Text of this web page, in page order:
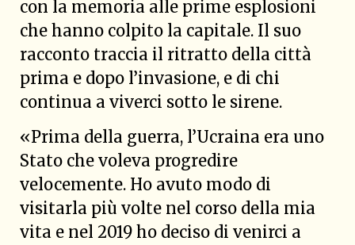
con la memoria alle prime esplosioni
che hanno colpito la capitale. Il suo
racconto traccia il ritratto della città
prima e dopo l’invasione, e di chi
continua a viverci sotto le sirene.
«Prima della guerra, l’Ucraina era uno
Stato che voleva progredire
velocemente. Ho avuto modo di
visitarla più volte nel corso della mia
vita e nel 2019 ho deciso di venirci a